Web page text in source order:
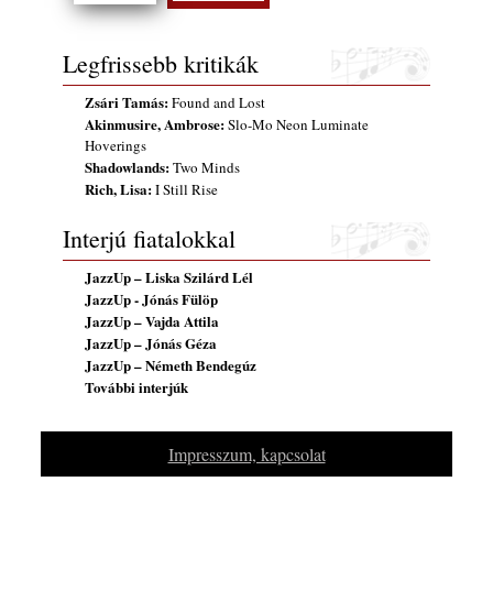
gyermekeik – 42. rész: Vörös László +
2026. július 30.
The Next Generation — 11. rész: Horváth
Szabolcs
2026. július 25.
Eged Márton: Old Songs
2026. július 25.
FREE JAZZ ALBUMS 2026 - 134. rész
2026. július 16.
A free jazz kiemelkedő alakjai - 79. rész:
Marion Brown
2026. július 13.
Legfrissebb kritikák
Zsári Tamás:Found and Lost
Akinmusire, Ambrose:Slo-Mo Neon Luminate
Hoverings
Shadowlands:Two Minds
Rich, Lisa:I Still Rise
Interjú fiatalokkal
JazzUp – Liska Szilárd Lél
JazzUp - Jónás Fülöp
JazzUp – Vajda Attila
JazzUp – Jónás Géza
JazzUp – Németh Bendegúz
További interjúk
Impresszum, kapcsolat